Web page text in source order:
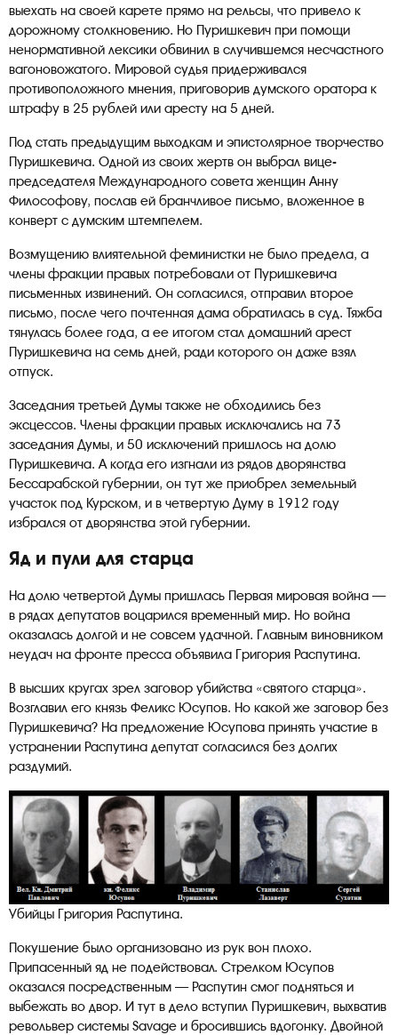
выехать на своей карете прямо на рельсы, что привело к
дорожному столкновению. Но Пуришкевич при помощи
ненормативной лексики обвинил в случившемся несчастного
вагоновожатого. Мировой судья придерживался
противоположного мнения, приговорив думского оратора к
штрафу в 25 рублей или аресту на 5 дней.
Под стать предыдущим выходкам и эпистолярное творчество
Пуришкевича. Одной из своих жертв он выбрал вице-
председателя Международного совета женщин Анну
Философову, послав ей бранчливое письмо, вложенное в
конверт с думским штемпелем.
Возмущению влиятельной феминистки не было предела, а
члены фракции правых потребовали от Пуришкевича
письменных извинений. Он согласился, отправил второе
письмо, после чего почтенная дама обратилась в суд. Тяжба
тянулась более года, а ее итогом стал домашний арест
Пуришкевича на семь дней, ради которого он даже взял
отпуск.
Заседания третьей Думы также не обходились без
эксцессов. Члены фракции правых исключались на 73
заседания Думы, и 50 исключений пришлось на долю
Пуришкевича. А когда его изгнали из рядов дворянства
Бессарабской губернии, он тут же приобрел земельный
участок под Курском, и в четвертую Думу в 1912 году
избрался от дворянства этой губернии.
Яд и пули для старца
На долю четвертой Думы пришлась Первая мировая война —
в рядах депутатов воцарился временный мир. Но война
оказалась долгой и не совсем удачной. Главным виновником
неудач на фронте пресса объявила Григория Распутина.
В высших кругах зрел заговор убийства «святого старца».
Возглавил его князь Феликс Юсупов. Но какой же заговор без
Пуришкевича? На предложение Юсупова принять участие в
устранении Распутина депутат согласился без долгих
раздумий.
Убийцы Григория Распутина.
Покушение было организовано из рук вон плохо.
Припасенный яд не подействовал. Стрелком Юсупов
оказался посредственным — Распутин смог подняться и
выбежать во двор. И тут в дело вступил Пуришкевич, выхватив
револьвер системы Savage и бросившись вдогонку. Двойной